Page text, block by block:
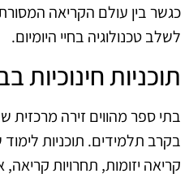
כגשר בין עולם הקריאה
לשלב טכנולוגיה בחיי היומיום.
תוכניות חינוכיות
בתי ספר מהווים זירה
בקרב תלמידים. תוכניות
קריאה יזומות, תחרויות קריאה,